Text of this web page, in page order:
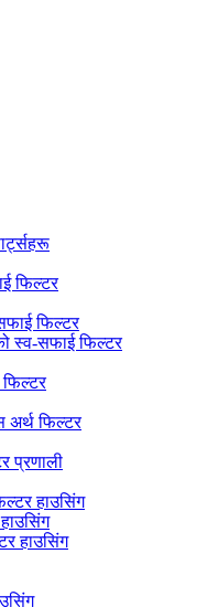
फिल्टर
फिल्टर
स्व-सफाई फिल्टर
फिल्टर
अर्थ फिल्टर
प्रणाली
हाउसिंग
हाउसिंग